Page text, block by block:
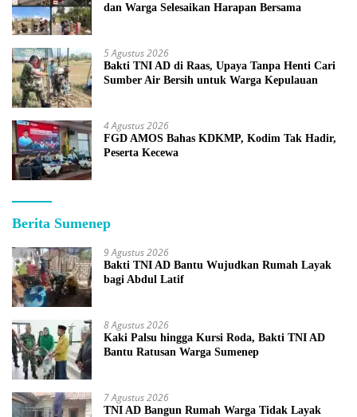
dan Warga Selesaikan Harapan Bersama
5 Agustus 2026
Bakti TNI AD di Raas, Upaya Tanpa Henti Cari
Sumber Air Bersih untuk Warga Kepulauan
4 Agustus 2026
FGD AMOS Bahas KDKMP, Kodim Tak Hadir,
Peserta Kecewa
Berita Sumenep
9 Agustus 2026
Bakti TNI AD Bantu Wujudkan Rumah Layak
bagi Abdul Latif
8 Agustus 2026
Kaki Palsu hingga Kursi Roda, Bakti TNI AD
Bantu Ratusan Warga Sumenep
7 Agustus 2026
TNI AD Bangun Rumah Warga Tidak Layak